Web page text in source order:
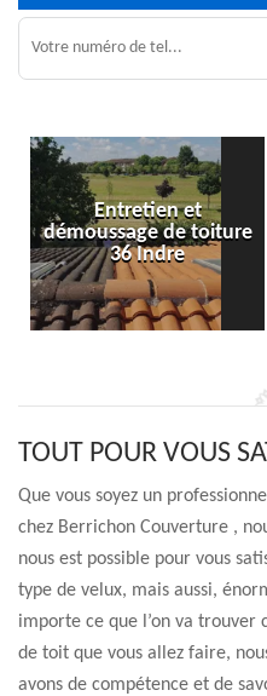
Entretien et
démoussage de toiture
36 Indre
TOUT POUR VOUS
Que vous soyez un
chez Berrichon Couverture ,
nous est possible pour vous
type de velux, mais aussi,
importe ce que l’on va trouver
de toit que vous allez faire,
avons de compétence et de